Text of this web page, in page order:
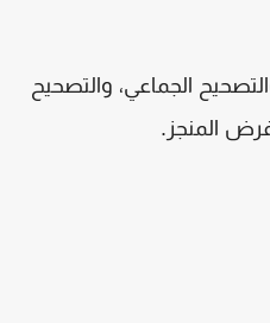
الجماعي، والتصحيح
المنجز .